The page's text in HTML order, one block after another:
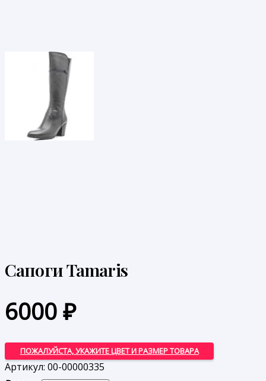
Сапоги Tamaris
6000₽
ПОЖАЛУЙСТА, УКАЖИТЕ ЦВЕТ И РАЗМЕР ТОВАРА
Артикул: 00-00000335